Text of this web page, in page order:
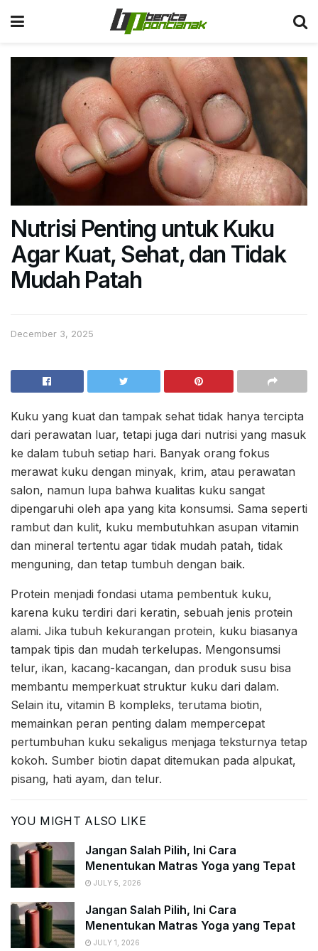
Nutrisi Penting untuk Kuku
Agar Kuat, Sehat, dan Tidak
Mudah Patah
December 3, 2025
Kuku yang kuat dan tampak sehat tidak hanya tercipta
dari perawatan luar, tetapi juga dari nutrisi yang masuk
ke dalam tubuh setiap hari. Banyak orang fokus
merawat kuku dengan minyak, krim, atau perawatan
salon, namun lupa bahwa kualitas kuku sangat
dipengaruhi oleh apa yang kita konsumsi. Sama seperti
rambut dan kulit, kuku membutuhkan asupan vitamin
dan mineral tertentu agar tidak mudah patah, tidak
menguning, dan tetap tumbuh dengan baik.
Protein menjadi fondasi utama pembentuk kuku,
karena kuku terdiri dari keratin, sebuah jenis protein
alami. Jika tubuh kekurangan protein, kuku biasanya
tampak tipis dan mudah terkelupas. Mengonsumsi
telur, ikan, kacang-kacangan, dan produk susu bisa
membantu memperkuat struktur kuku dari dalam.
Selain itu, vitamin B kompleks, terutama biotin,
memainkan peran penting dalam mempercepat
pertumbuhan kuku sekaligus menjaga teksturnya tetap
kokoh. Sumber biotin dapat ditemukan pada alpukat,
pisang, hati ayam, dan telur.
YOU MIGHT ALSO LIKE
Jangan Salah Pilih, Ini Cara
Menentukan Matras Yoga yang Tepat
JULY 5, 2026
Jangan Salah Pilih, Ini Cara
Menentukan Matras Yoga yang Tepat
JULY 1, 2026